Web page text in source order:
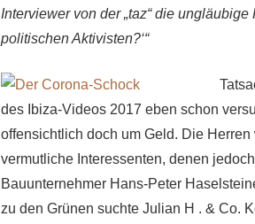
Interviewer von der „taz“ die
politischen Aktivisten?‘“
des Ibiza-Videos 2017 eben schon
offensichtlich doch um Geld. Die
vermutliche Interessenten, denen
Bauunternehmer Hans-Peter
zu den Grünen suchte Julian H . & Co.